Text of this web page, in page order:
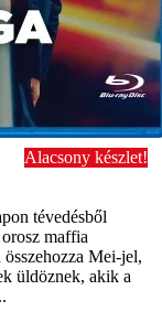
Alacsony készlet!
tévedésből
maffia
Mei-jel,
üldöznek, akik a